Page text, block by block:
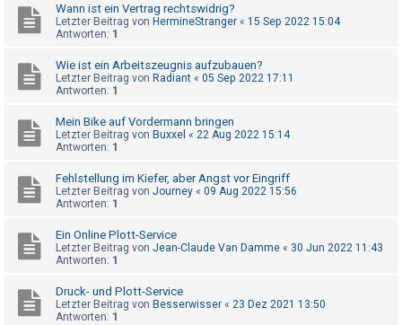
i
s
e
r
n
U
n
b
e
Wann ist ein Vertrag rechtswidrig?
Letzter Beitrag von HermineStranger « 15 Sep 2022 15:04
Antworten: 1
Wie ist ein Arbeitszeugnis aufzubauen?
Letzter Beitrag von Radiant « 05 Sep 2022 17:11
Antworten: 1
Mein Bike auf Vordermann bringen
Letzter Beitrag von Buxxel « 22 Aug 2022 15:14
Antworten: 1
Fehlstellung im Kiefer, aber Angst vor Eingriff
Letzter Beitrag von Journey « 09 Aug 2022 15:56
Antworten: 1
Ein Online Plott-Service
Letzter Beitrag von Jean-Claude Van Damme « 30 Jun 2022 11:43
Antworten: 1
Druck- und Plott-Service
Letzter Beitrag von Besserwisser « 23 Dez 2021 13:50
Antworten: 1